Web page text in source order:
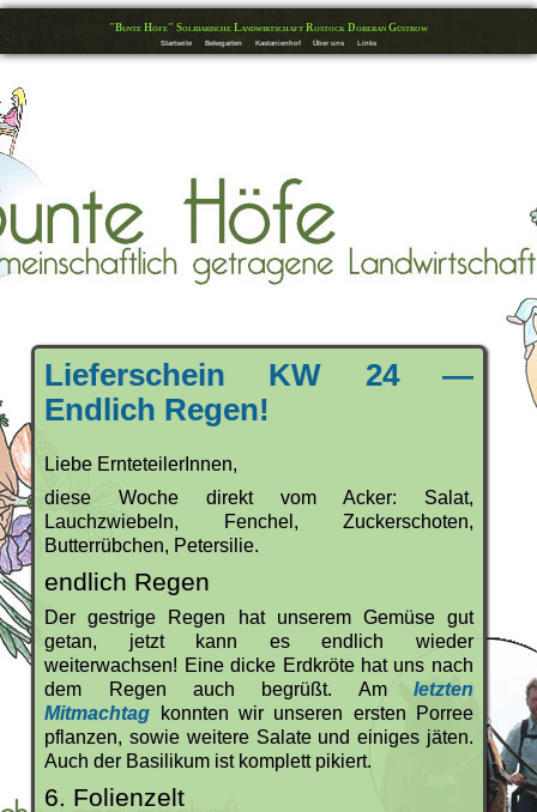
"Bunte Höfe" Solidarische Landwirtschaft Rostock Doberan Güstrow
Startseite Bekegarten Kastanienhof Über uns Links
Lieferschein KW 24 —
Endlich Regen!
Liebe ErnteteilerInnen,
diese Woche direkt vom Acker: Salat,
Lauchzwiebeln, Fenchel, Zuckerschoten,
Butterrübchen, Petersilie.
endlich Regen
Der gestrige Regen hat unserem Gemüse gut
getan, jetzt kann es endlich wieder
weiterwachsen! Eine dicke Erdkröte hat uns nach
dem Regen auch begrüßt. Am letzten
Mitmachtag konnten wir unseren ersten Porree
pflanzen, sowie weitere Salate und einiges jäten.
Auch der Basilikum ist komplett pikiert.
6. Folienzelt